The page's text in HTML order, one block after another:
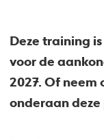
Deze training
voor de
2027. Of neem
onderaan